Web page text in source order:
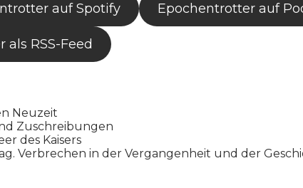
auf Spotify Epochentrotter auf
RSS-Feed
Neuzeit
Zuschreibungen
des Kaisers
Verbrechen in der Vergangenheit und der